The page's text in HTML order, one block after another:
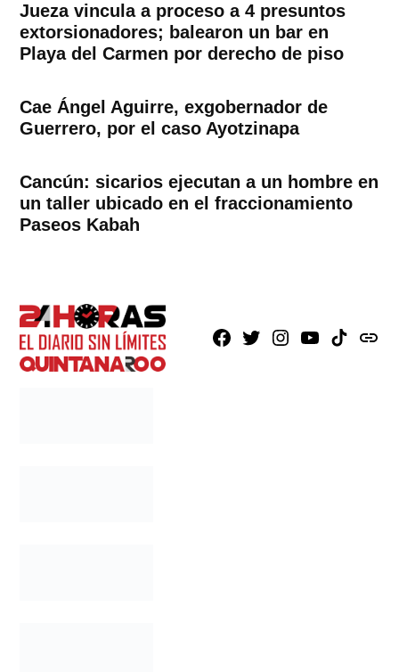
Jueza vincula a proceso a 4 presuntos
extorsionadores; balearon un bar en
Playa del Carmen por derecho de piso
Cae Ángel Aguirre, exgobernador de
Guerrero, por el caso Ayotzinapa
Cancún: sicarios ejecutan a un hombre en
un taller ubicado en el fraccionamiento
Paseos Kabah
Facebook
X Instagram
YoutubeTikTokissuu